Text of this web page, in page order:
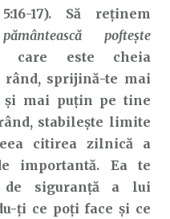
17). Să reținem
pofteşte
care este cheia
sprijină-te mai
și mai puțin pe tine
stabilește limite
citirea zilnică a
importantă. Ea te
siguranță a lui
ți ce poți face și ce